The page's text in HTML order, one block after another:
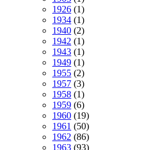
1926 (1)
1934 (1)
1940 (2)
1942 (1)
1943 (1)
1949 (1)
1955 (2)
1957 (3)
1958 (1)
1959 (6)
1960 (19)
1961 (50)
1962 (86)
1963 (93)